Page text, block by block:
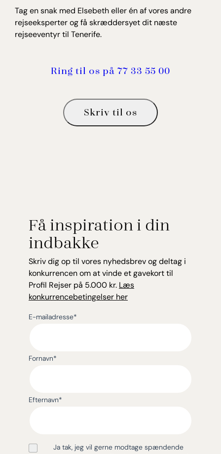
Tag en snak med Elsebeth eller én af vores andre
rejseeksperter og få skræddersyet dit næste
rejseeventyr til Tenerife.
Ring til os på 77 33 55 00
Skriv til os
Få inspiration i din
indbakke
Skriv dig op til vores nyhedsbrev og deltag i
konkurrencen om at vinde et gavekort til
Profil Rejser på 5.000 kr. Læs
konkurrencebetingelser her
E-mailadresse*
Fornavn*
Efternavn*
Ja tak, jeg vil gerne modtage spændende